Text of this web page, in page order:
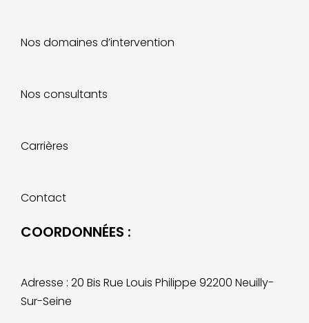
Nos domaines d’intervention
Nos consultants
Carrières
Contact
COORDONNÉES :
Adresse : 20 Bis Rue Louis Philippe 92200 Neuilly-
Sur-Seine